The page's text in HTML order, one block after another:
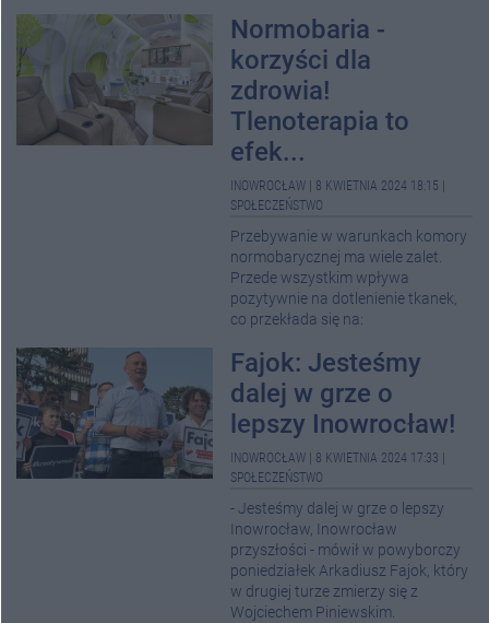
Normobaria -
korzyści dla
zdrowia!
Tlenoterapia to
efek...
INOWROCŁAW 8 KWIETNIA 2024 18:15
SPOŁECZEŃSTWO
Przebywanie w warunkach komory
normobarycznej ma wiele zalet.
Przede wszystkim wpływa
pozytywnie na dotlenienie tkanek,
co przekłada się na:
Fajok: Jesteśmy
dalej w grze o
lepszy Inowrocław!
INOWROCŁAW 8 KWIETNIA 2024 17:33
SPOŁECZEŃSTWO
- Jesteśmy dalej w grze o lepszy
Inowrocław, Inowrocław
przyszłości - mówił w powyborczy
poniedziałek Arkadiusz Fajok, który
w drugiej turze zmierzy się z
Wojciechem Piniewskim.